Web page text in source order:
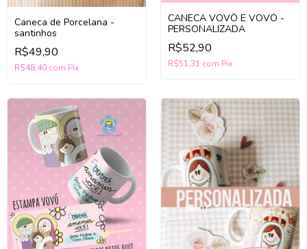
Caneca de Porcelana -
santinhos
R$49,90
R$48,40 com Pix
CANECA VOVÔ E VOVÓ -
PERSONALIZADA
R$52,90
R$51,31 com Pix